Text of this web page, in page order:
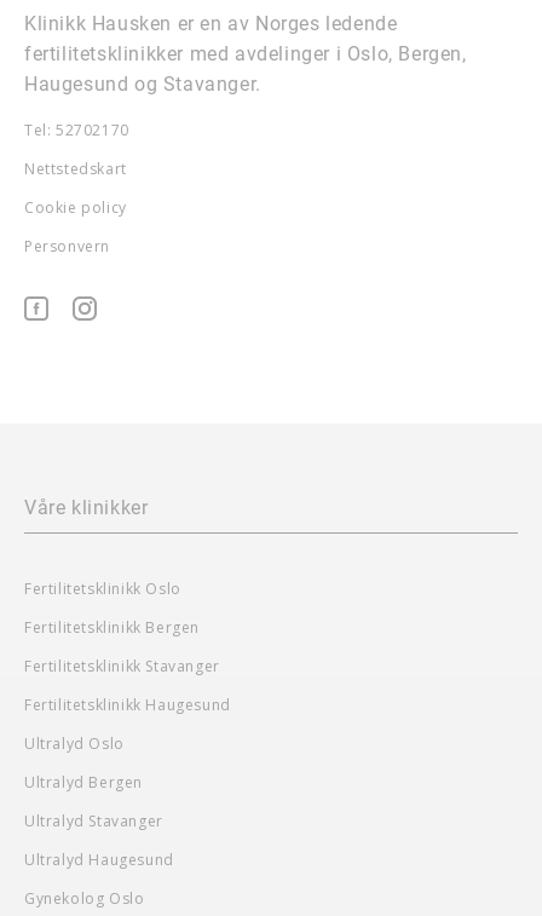
Klinikk Hausken er en av Norges ledende
fertilitetsklinikker med avdelinger i Oslo, Bergen,
Haugesund og Stavanger.
Tel: 52702170
Nettstedskart
Cookie policy
Personvern
Våre klinikker
Fertilitetsklinikk Oslo
Fertilitetsklinikk Bergen
Fertilitetsklinikk Stavanger
Fertilitetsklinikk Haugesund
Ultralyd Oslo
Ultralyd Bergen
Ultralyd Stavanger
Ultralyd Haugesund
Gynekolog Oslo